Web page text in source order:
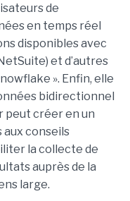
de
en temps réel
disponibles avec
et d’autres
». Enfin, elle
bidirectionnel
peut créer en un
conseils
la collecte de
auprès de la
large.